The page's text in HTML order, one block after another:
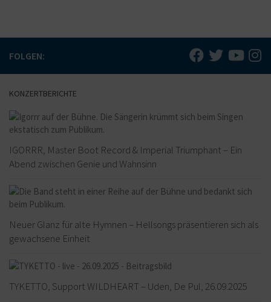
FOLGEN:
KONZERTBERICHTE
IGORRR, Master Boot Record & Imperial Triumphant – Ein
Abend zwischen Genie und Wahnsinn
Neuer Glanz für alte Hymnen – Hellsongs präsentieren sich als
gewachsene Einheit
TYKETTO, Support WILDHEART – Uden, De Pul, 26.09.2025